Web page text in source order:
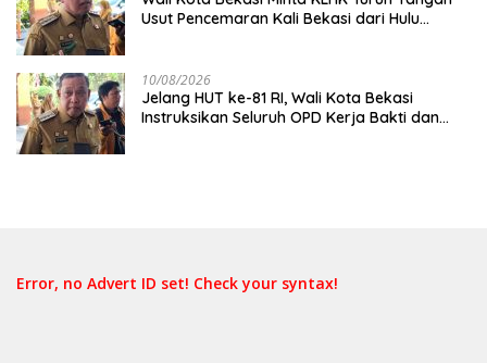
Usut Pencemaran Kali Bekasi dari Hulu
10/08/2026
Jelang HUT ke-81 RI, Wali Kota Bekasi
Instruksikan Seluruh OPD Kerja Bakti dan
Error, no Advert ID set! Check your syntax!